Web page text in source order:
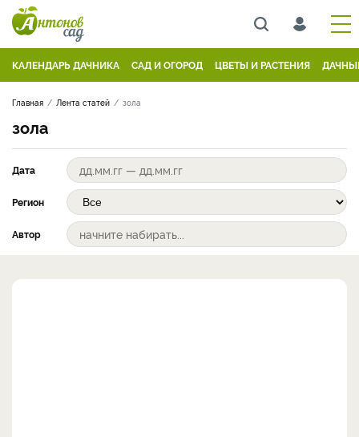
КАЛЕНДАРЬ ДАЧНИКА САД И ОГОРОД ЦВЕТЫ И РАСТЕНИЯ
Главная Лента статей зола
зола
Дата
Регион
Автор